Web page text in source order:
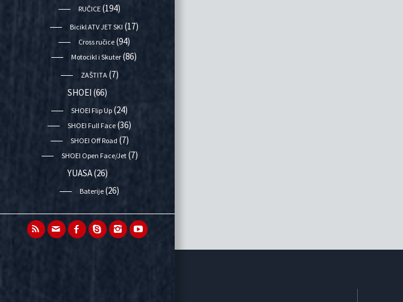
RUČICE (194)
Bicikl ATV JET SKI (17)
Cross ručice(94)
Motocikl i Skuter (86)
ZAŠTITA(7)
SHOEI (66)
SHOEI Flip Up (24)
SHOEI Full Face (36)
SHOEI Off Road (7)
SHOEI Open Face/Jet(7)
YUASA(26)
Baterije (26)